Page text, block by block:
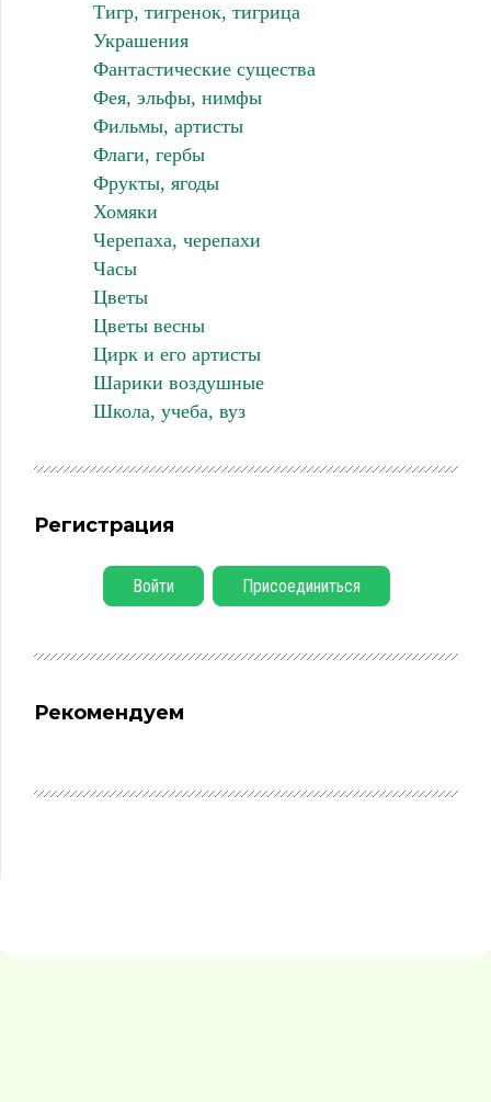
Тигр, тигренок, тигрица
Украшения
Фантастические существа
Фея, эльфы, нимфы
Фильмы, артисты
Флаги, гербы
Фрукты, ягоды
Хомяки
Черепаха, черепахи
Часы
Цветы
Цветы весны
Цирк и его артисты
Шарики воздушные
Школа, учеба, вуз
Регистрация
Войти Присоединиться
Рекомендуем